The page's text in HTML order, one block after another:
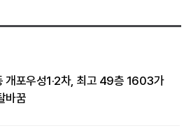
개포우성1·2차, 최고 49층 1603가
바꿈